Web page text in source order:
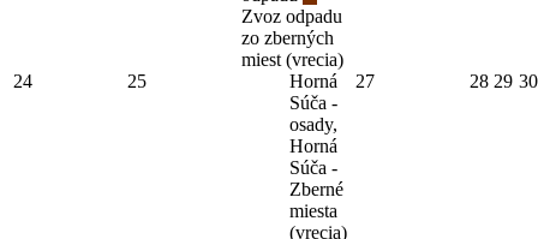
24 25
Zvoz odpadu
zo zberných
miest (vrecia)
Horná
Súča -
osady,
Horná
Súča -
Zberné
miesta
(vrecia)
27 28 29 30